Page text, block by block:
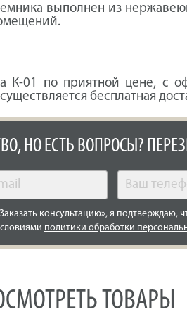
выполнен из
К-01 по приятной цене, с
бесплатная
НО ЕСТЬ ВОПРОСЫ?
консультацию», я подтверждаю,
политики обработки
ТОВАРЫ